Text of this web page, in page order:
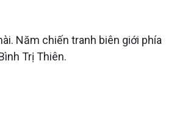
Năm chiến tranh biên giới phía
Trị Thiên.